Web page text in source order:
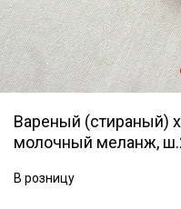
Вареный (стираный)
молочный меланж,
В розницу